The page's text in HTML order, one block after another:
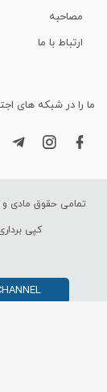
مصاحبه
ارتباط با ما
ما را در شبکه های
تمامی حقوق مادی و
کپی